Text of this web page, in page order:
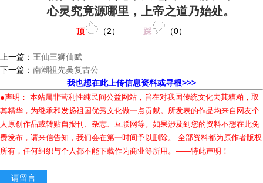
心灵究竟源哪里，上帝之道乃始处。
顶 （2） 踩 （0）
上一篇： 王仙三狮仙赋
下一篇： 南潮祖先吴复古公
我也想在此上传信息资料或寻根>>>
●声明： 本站属非营利性纯民间公益网站，旨在对我国传统文化去其糟粕，取
其精华，为继承和发扬祖国优秀文化做一点贡献。所发表的作品均来自网友个
人原创作品或转贴自报刊、杂志、互联网等。如果涉及到您的资料不想在此免
费发布，请来信告知，我们会在第一时间予以删除。 全部资料都为原作者版权
所有，任何组织与个人都不能下载作为商业等所用。——特此声明！
请留言